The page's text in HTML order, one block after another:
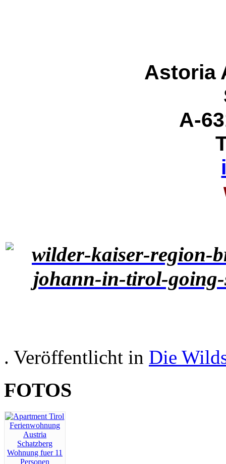
Astoria
A-
. Veröffentlicht in Die
FOTOS